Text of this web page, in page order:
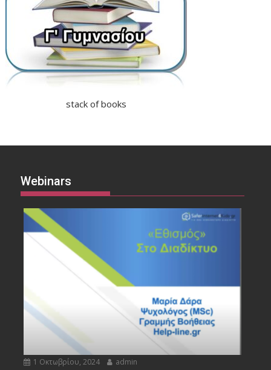
stack of books
Webinars
1 Οκτωβρίου, 2024 admin